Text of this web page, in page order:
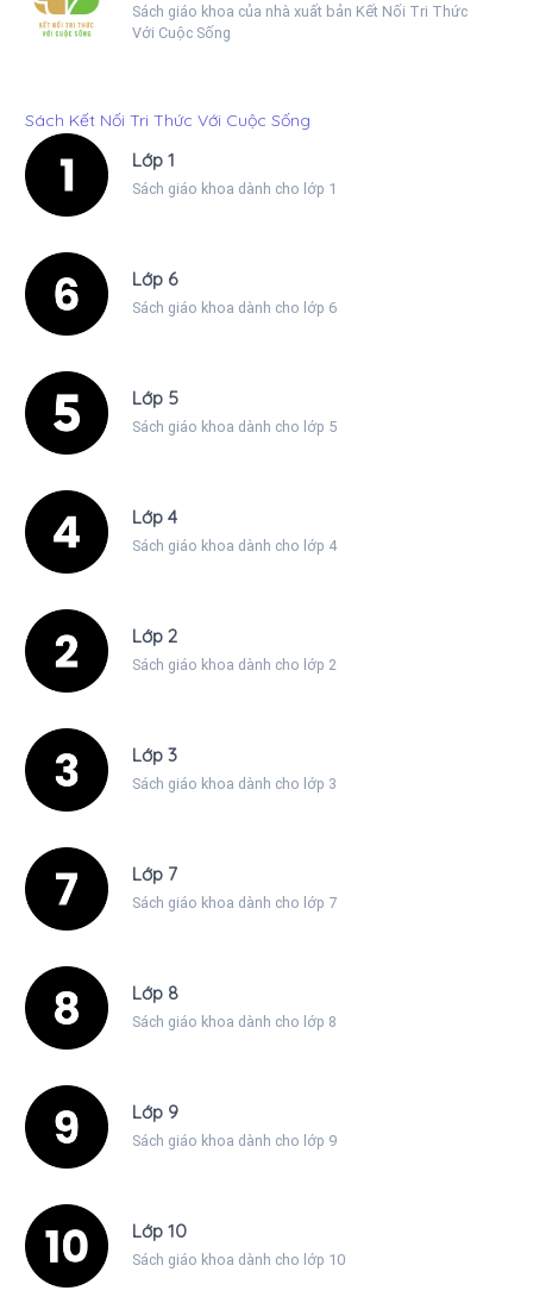
Sách giáo khoa của nhà xuất bản Kết Nối Tri Thức
Với Cuộc Sống
Sách Kết Nối Tri Thức Với Cuộc Sống
Lớp 1
Sách giáo khoa dành cho lớp 1
Lớp 6
Sách giáo khoa dành cho lớp 6
Lớp 5
Sách giáo khoa dành cho lớp 5
Lớp 4
Sách giáo khoa dành cho lớp 4
Lớp 2
Sách giáo khoa dành cho lớp 2
Lớp 3
Sách giáo khoa dành cho lớp 3
Lớp 7
Sách giáo khoa dành cho lớp 7
Lớp 8
Sách giáo khoa dành cho lớp 8
Lớp 9
Sách giáo khoa dành cho lớp 9
Lớp 10
Sách giáo khoa dành cho lớp 10